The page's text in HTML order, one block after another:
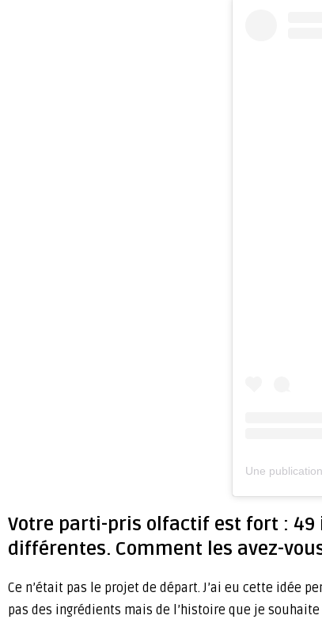
Une
Votre parti-pris olfactif est fort :
différentes. Comment les avez-
Ce n’était pas le projet de départ. J’ai eu cette idée
pas des ingrédients mais de l’histoire que je